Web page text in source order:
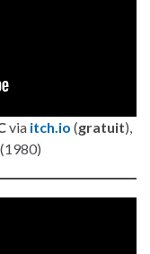
via itch.io (gratuit),